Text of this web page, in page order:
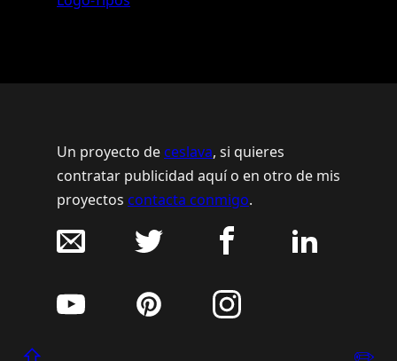
Un proyecto de ceslava, si quieres
contratar publicidad aquí o en otro de mis
proyectos contacta conmigo.